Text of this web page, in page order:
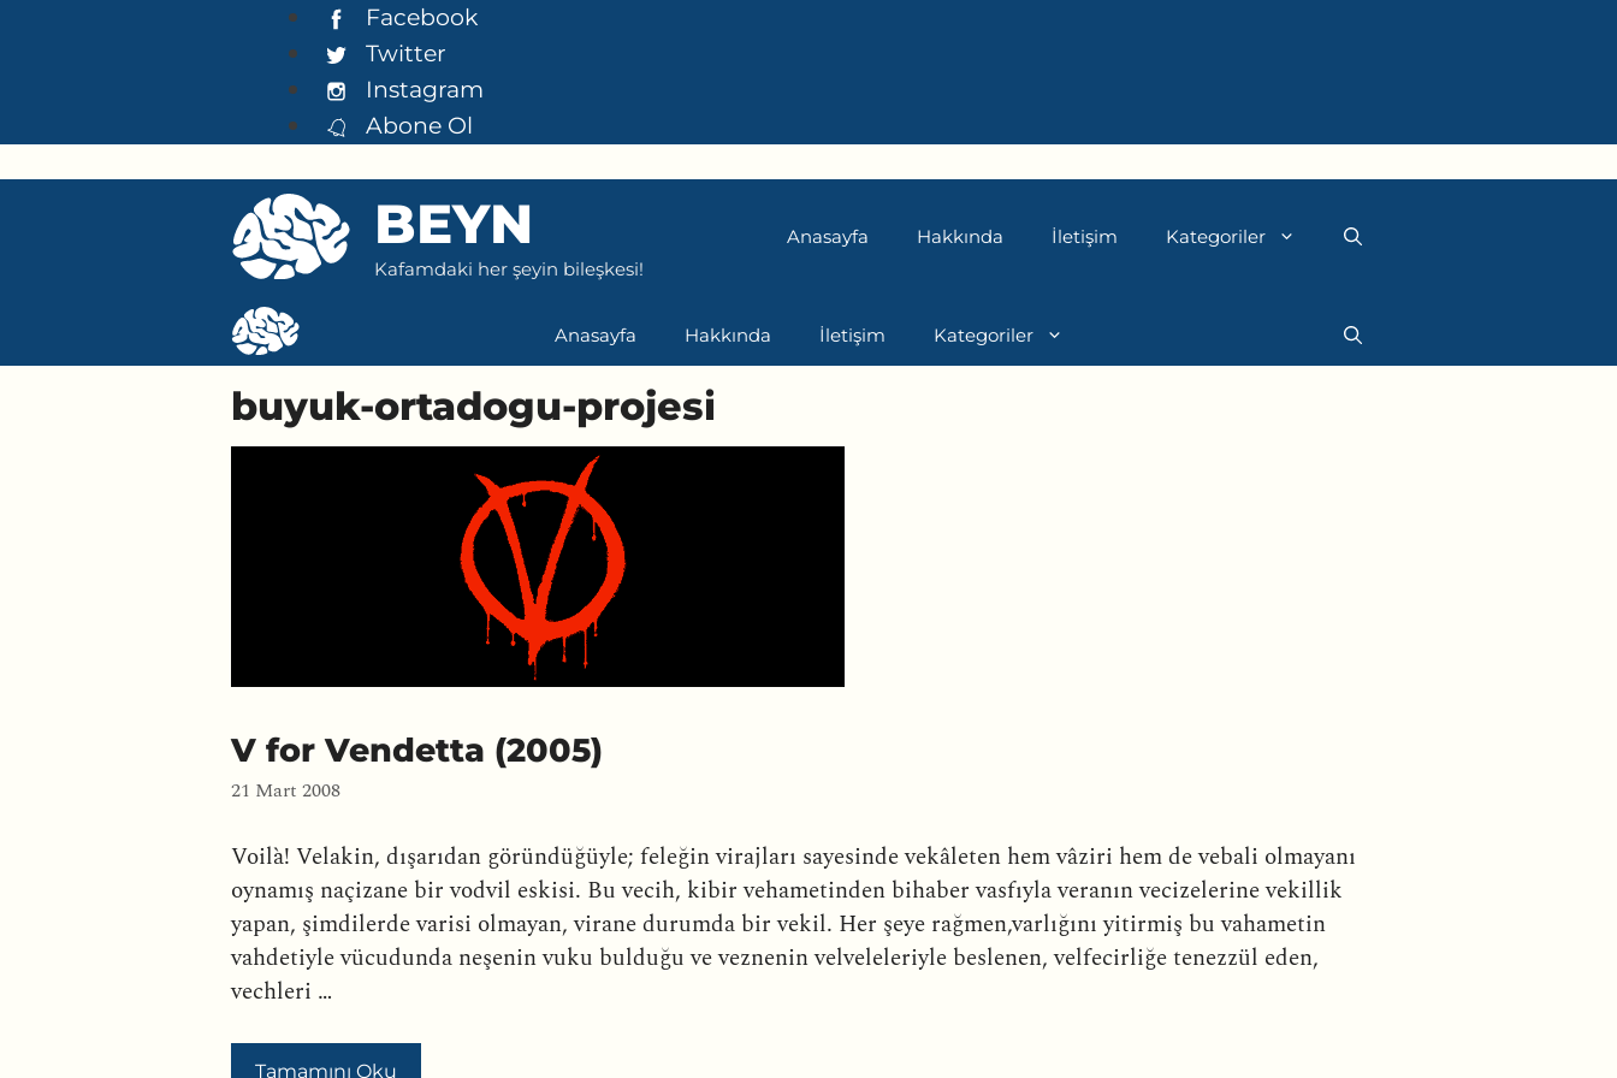
Facebook
Twitter
Instagram
Abone Ol
BEYN
Kafamdaki her şeyin bileşkesi!
Anasayfa Hakkında İletişim Kategoriler
Anasayfa Hakkında İletişim Kategoriler
buyuk-ortadogu-projesi
V for Vendetta (2005)
21 Mart 2008
Voilà! Velakin, dışarıdan göründüğüyle; feleğin virajları sayesinde vekâleten hem vâziri hem de vebali olmayanı
oynamış naçizane bir vodvil eskisi. Bu vecih, kibir vehametinden bihaber vasfıyla veranın vecizelerine vekillik
yapan, şimdilerde varisi olmayan, virane durumda bir vekil. Her şeye rağmen,varlığını yitirmiş bu vahametin
vahdetiyle vücudunda neşenin vuku bulduğu ve veznenin velveleleriyle beslenen, velfecirliğe tenezzül eden,
vechleri …
Tamamını Oku